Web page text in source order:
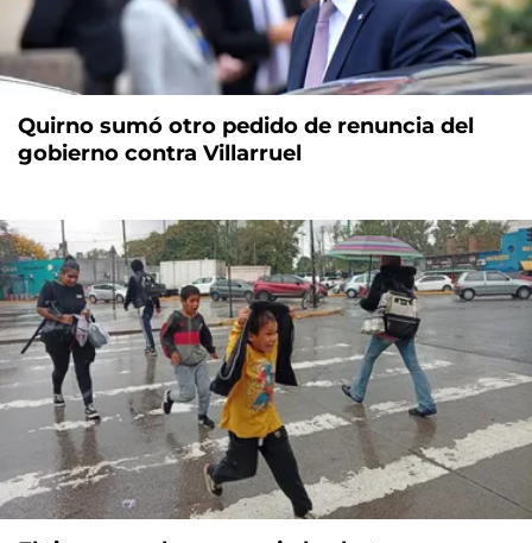
Quirno sumó otro pedido de renuncia del
gobierno contra Villarruel